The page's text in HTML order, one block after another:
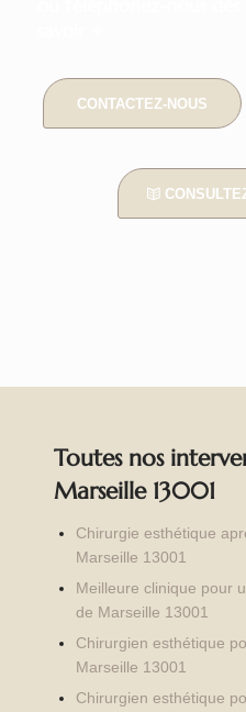
CONTACTEZ-NOUS
Toutes nos
Marseille 13001
Chirurgie esthétique
Marseille 13001
Meilleure clinique pour
de Marseille 13001
Chirurgien esthétique
Marseille 13001
Chirurgien esthétique